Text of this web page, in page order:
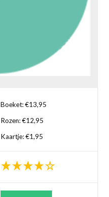
Boeket: €13,95
Rozen: €12,95
Kaartje: €1,95